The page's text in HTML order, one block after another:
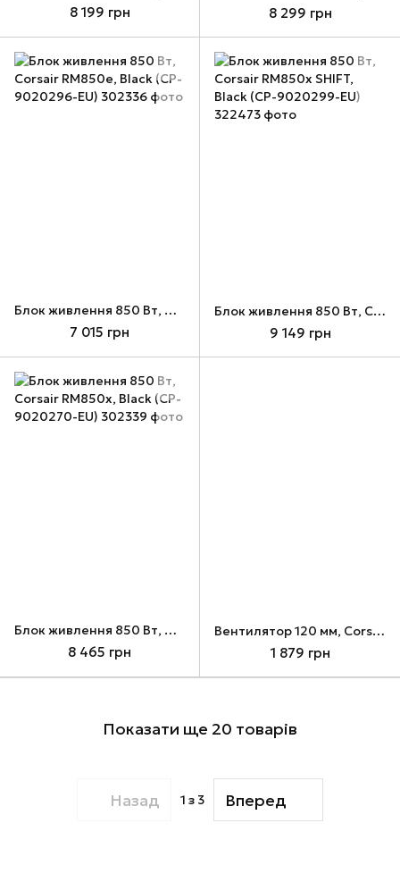
8 199 грн 8 299 грн
Блок живлення 850 Вт, Corsair RM850e, Black (CP-9020296-EU)
7 015 грн
Блок живлення 850 Вт, Corsair RM850x SHIFT, Black (CP-9020299-EU)
9 149 грн
Блок живлення 850 Вт, Corsair RM850x, Black (CP-9020270-EU)
8 465 грн
Вентилятор 120 мм, Corsair iCUE AF120 RGB SLIM, Black, 2 шт (CO-9050163-WW)
1 879 грн
Показати ще 20 товарів
Назад 1 з 3 Вперед